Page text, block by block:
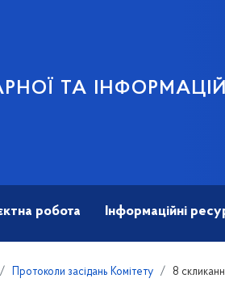
ТА
робота Інформаційні
Протоколи засідань Комітету 8